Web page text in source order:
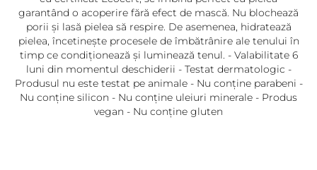
garantând o acoperire fără efect de mască. Nu blochează
porii și lasă pielea să respire. De asemenea, hidratează
pielea, încetinește procesele de îmbătrânire ale tenului în
timp ce condiționează și luminează tenul. - Valabilitate 6
luni din momentul deschiderii - Testat dermatologic -
Produsul nu este testat pe animale - Nu conține parabeni -
Nu conține silicon - Nu conține uleiuri minerale - Produs
vegan - Nu conține gluten